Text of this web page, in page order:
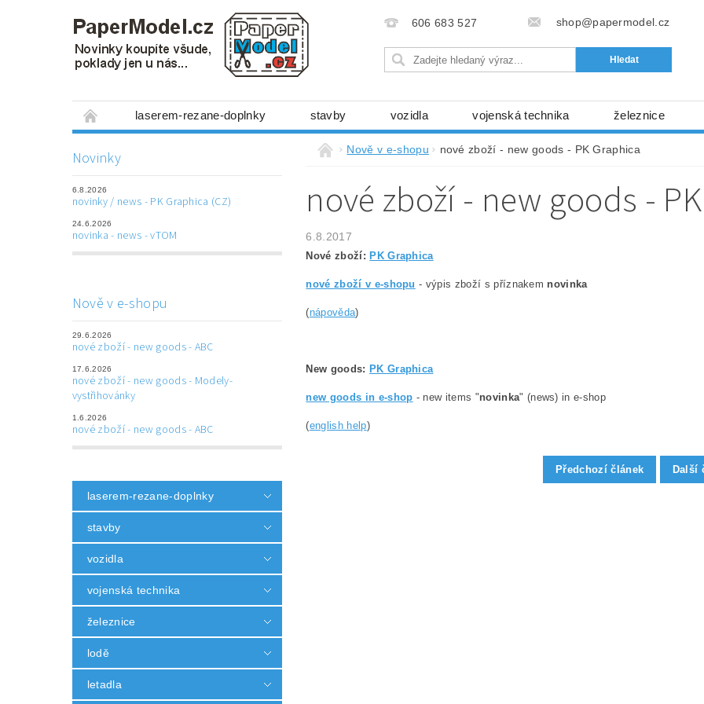
606 683 527 shop@papermodel.cz
laserem-rezane-doplnky stavby vozidla vojenská technika železnice
mechanismy, stavební stroje kosmická technika
laserem řezané doplňky 3D tištěné doplňky modelářské potřeby kartony, fólie free
Napište nám
Novinky
6.8.2026
novinky / news - PK Graphica (CZ)
24.6.2026
novinka - news - vTOM
Nově v e-shopu
29.6.2026
nové zboží - new goods - ABC
17.6.2026
nové zboží - new goods - Modely-
vystřihovánky
1.6.2026
nové zboží - new goods - ABC
laserem-rezane-doplnky
stavby
vozidla
vojenská technika
železnice
lodě
letadla
Nově v e-shopu nové zboží - new goods - PK Graphica
nové zboží - new goods -
6.8.2017
Nové zboží: PK Graphica
nové zboží v e-shopu - výpis zboží s příznakem novinka
(nápověda)
New goods: PK Graphica
new goods in e-shop - new items "novinka" (news) in e-shop
(english help)
Předchozí článek Další